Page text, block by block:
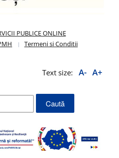
PUBLICE ONLINE
Termeni si Conditii
Text size: A- A+